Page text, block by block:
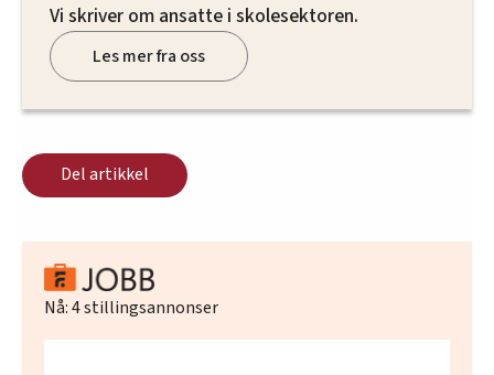
Vi skriver om ansatte i skolesektoren.
Les mer fra oss
Del artikkel
Nå:4stillingsannonser